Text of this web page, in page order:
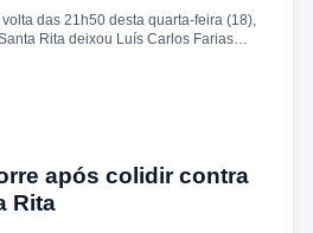
das 21h50 desta quarta-feira (18),
Rita deixou Luís Carlos Farias
informações, ele e o suspeito
estavam ingerindo bebida alcoólica
Durante a confusão, Benedito
vários golpes contra a vítima.
devido à gravidade dos ferimentos,
preso e encaminhado à Delegacia
legais.
após colidir contra
Rita